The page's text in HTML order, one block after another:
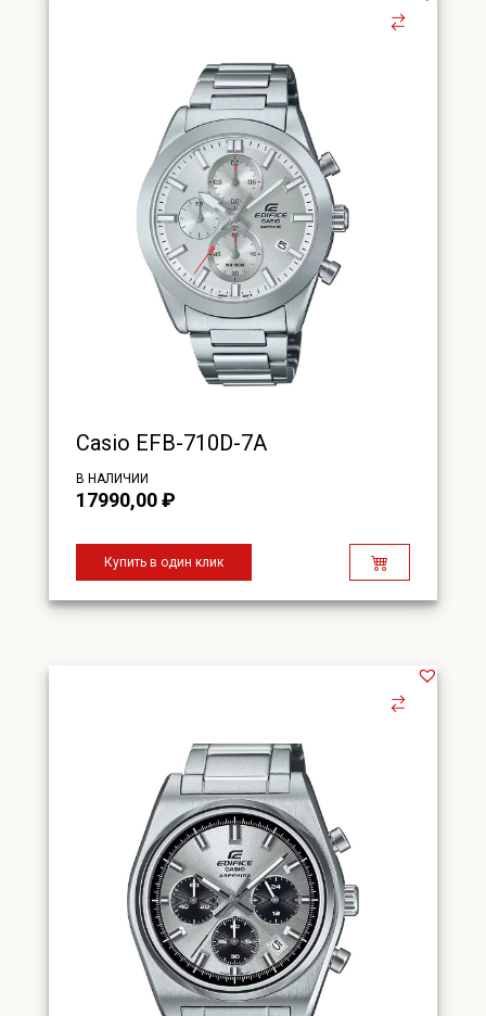
Casio EFB-710D-7A
В НАЛИЧИИ
17990,00₽
Купить в один клик